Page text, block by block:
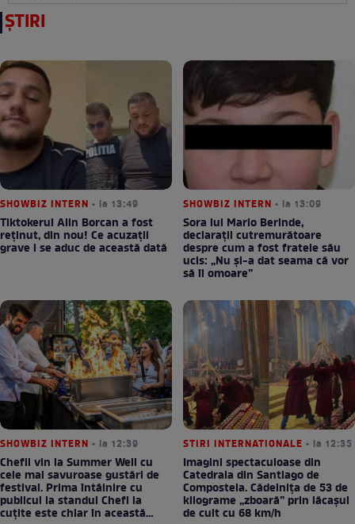
ȘTIRI
SHOWBIZ INTERN • la 13:49
Tiktokerul Alin Borcan a fost
reținut, din nou! Ce acuzații
grave i se aduc de această dată
SHOWBIZ INTERN • la 13:09
Sora lui Mario Berinde,
declarații cutremurătoare
despre cum a fost fratele său
ucis: „Nu și-a dat seama că vor
să îl omoare”
SHOWBIZ INTERN • la 12:39
Chefii vin la Summer Well cu
cele mai savuroase gustări de
festival. Prima întâlnire cu
publicul la standul Chefi la
cuțite este chiar în această
STIRI INTERNATIONALE • la 12:35
Imagini spectaculoase din
Catedrala din Santiago de
Compostela. Cădelnița de 53 de
kilograme „zboară” prin lăcașul
de cult cu 68 km/h